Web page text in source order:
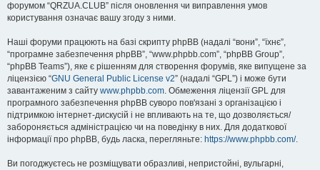
форумом “QRZUA.CLUB” після оновлення чи виправлення умов
користування означає вашу згоду з ними.
Наші форуми працюють на базі скрипту phpBB (надалі “вони”, “їхнє”,
“програмне забезпечення phpBB”, “www.phpbb.com”, “phpBB Group”,
“phpBB Teams”), яке є рішенням для створення форумів, яке випущене за
ліцензією “GNU General Public License v2” (надалі “GPL”) і може бути
завантаженим з сайту www.phpbb.com. Обмеження ліцензії GPL для
програмного забезпечення phpBB суворо пов'язані з організацією і
підтримкою інтернет-дискусій і не впливають на те, що дозволяється/
забороняється адміністрацією чи на поведінку в них. Для додаткової
інформації про phpBB, будь ласка, перегляньте: https://www.phpbb.com/.
Ви погоджуєтесь не розміщувати образливі, непристойні, вульгарні,